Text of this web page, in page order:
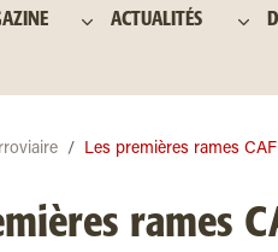
ACTUALITÉS
Les premières rames
rames